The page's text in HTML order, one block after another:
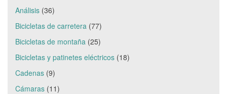
Análisis (36)
Bicicletas de carretera (77)
Bicicletas de montaña (25)
Bicicletas y patinetes eléctricos (18)
Cadenas (9)
Cámaras (11)